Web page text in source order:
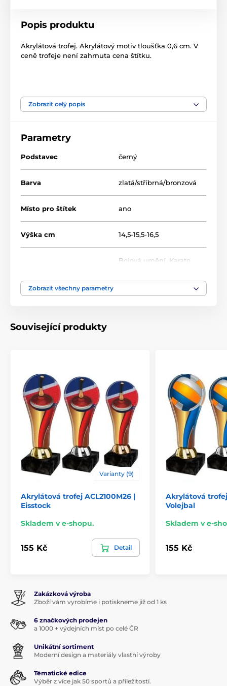
Popis produktu
Akrylátová trofej. Akrylátový motiv tloušťka 0,6 cm. V
ceně trofeje není zahrnuta cena štítku.
Bojová umění Akrylátové trofeje
Zobrazit celý popis
Parametry
Podstavec černý
Barva zlatá/stříbrná/bronzová
Místo pro štítek ano
Výška cm 14,5-15,5-16,5
Bojová umění Karate
Typ ocenění Trofeje
Materiál
Zobrazit všechny parametry
Související produkty
Varianty (9)
Akrylátová trofej ACL2100M26 |
Eisstock
Skladem v e-shopu.
155 Kč Detail
Akrylátová trofej
Volejbal
Skladem v e-
155 Kč
Zakázková výroba
Zboží vám vyrobíme i potiskneme již od 1 ks
6 značkových prodejen
a 1000 + výdejních míst po celé ČR
Unikátní sortiment
Moderní design a materiály vlastní výroby
Tématické edice
Výběr z více jak 50 sportů a příležitostí.